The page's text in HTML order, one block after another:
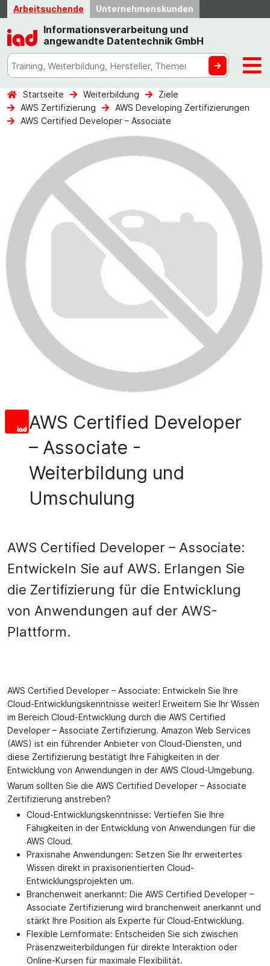
Arbeitsuchende Unternehmenskunden
Informationsverarbeitung und
angewandte Datentechnik GmbH
Startseite Weiterbildung
Ziele
AWS Zertifizierung
AWS Developing Zertifizierungen
AWS Certified Developer – Associate
AWS Certified Developer
– Associate -
Weiterbildung und
Umschulung
AWS Certified Developer – Associate:
Entwickeln Sie auf AWS. Erlangen Sie
die Zertifizierung für die Entwicklung
von Anwendungen auf der AWS-
Plattform.
AWS Certified Developer – Associate: Entwickeln Sie Ihre
Cloud-Entwicklungskenntnisse weiter! Erweitern Sie Ihr Wissen
im Bereich Cloud-Entwicklung durch die AWS Certified
Developer – Associate Zertifizierung. Amazon Web Services
(AWS) ist ein führender Anbieter von Cloud-Diensten, und
diese Zertifizierung bestätigt Ihre Fähigkeiten in der
Entwicklung von Anwendungen in der AWS Cloud-Umgebung.
Warum sollten Sie die AWS Certified Developer – Associate
Zertifizierung anstreben?
Cloud-Entwicklungskenntnisse: Vertiefen Sie Ihre
Fähigkeiten in der Entwicklung von Anwendungen für die
AWS Cloud.
Praxisnahe Anwendungen: Setzen Sie Ihr erweitertes
Wissen direkt in praxisorientierten Cloud-
Entwicklungsprojekten um.
Branchenweit anerkannt: Die AWS Certified Developer –
Associate Zertifizierung wird branchenweit anerkannt und
stärkt Ihre Position als Experte für Cloud-Entwicklung.
Flexible Lernformate: Entscheiden Sie sich zwischen
Präsenzweiterbildungen für direkte Interaktion oder
Online-Kursen für maximale Flexibilität.